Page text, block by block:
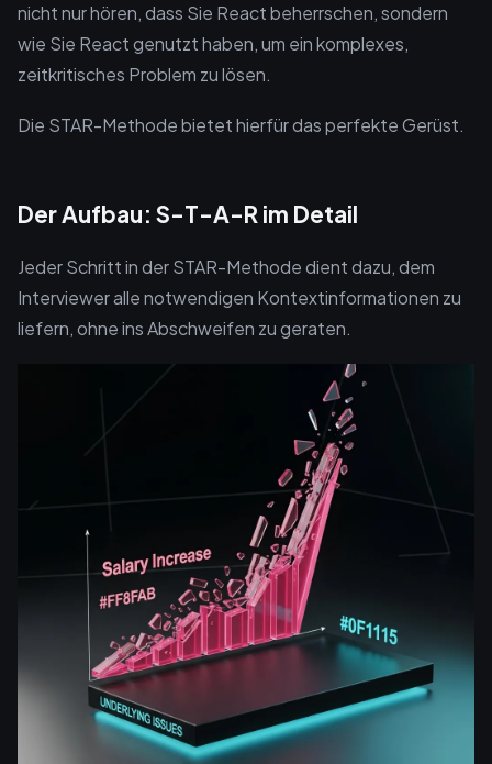
nicht nur hören, dass Sie React beherrschen, sondern
wie Sie React genutzt haben, um ein komplexes,
zeitkritisches Problem zu lösen.
Die STAR-Methode bietet hierfür das perfekte Gerüst.
Der Aufbau: S-T-A-R im Detail
Jeder Schritt in der STAR-Methode dient dazu, dem
Interviewer alle notwendigen Kontextinformationen zu
liefern, ohne ins Abschweifen zu geraten.